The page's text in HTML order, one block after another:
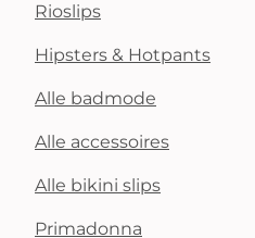
Rioslips
Hipsters & Hotpants
Alle badmode
Alle accessoires
Alle bikini slips
Primadonna